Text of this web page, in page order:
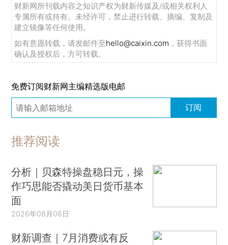
财新网所刊载内容之知识产权为财新传媒及/或相关权利人
专属所有或持有。未经许可，禁止进行转载、摘编、复制及
建立镜像等任何使用。
如有意愿转载，请发邮件至hello@caixin.com ，获得书面
确认及授权后，方可转载。
免费订阅财新网主编精选版电邮
订阅
推荐阅读
分析｜贝森特操盘稳日元，操
作巧思能否撬动美日货币基本
面
2026年08月06日
财新调查｜7月消费或有反